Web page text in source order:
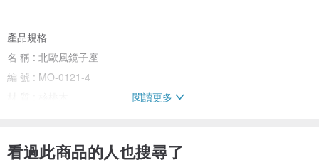
產品規格
名 稱 : 北歐風鏡子座
編 號 : MO-0121-4
尺 寸 : 100mm/100mm/30mm (10.0公分/10.0公分/3.0公分)
閱讀更多
看過此商品的人也搜尋了